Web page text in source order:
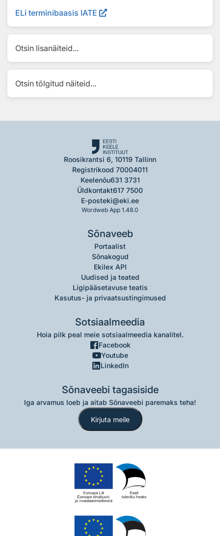
ELi terminibaasis IATE
Otsin lisanäiteid...
Otsin tõlgitud näiteid...
Roosikrantsi 6, 10119 Tallinn
Registrikood 70004011
Keelenõu631 3731
Üldkontakt617 7500
E-posteki@eki.ee
Wordweb App 1.48.0
Sõnaveeb
Portaalist
Sõnakogud
Ekilex API
Uudised ja teated
Ligipääsetavuse teatis
Kasutus- ja privaatsustingimused
Sotsiaalmeedia
Hoia pilk peal meie sotsiaalmeedia kanalitel.
Facebook
Youtube
LinkedIn
Sõnaveebi tagasiside
Iga arvamus loeb ja aitab Sõnaveebi paremaks teha!
Kirjuta meile